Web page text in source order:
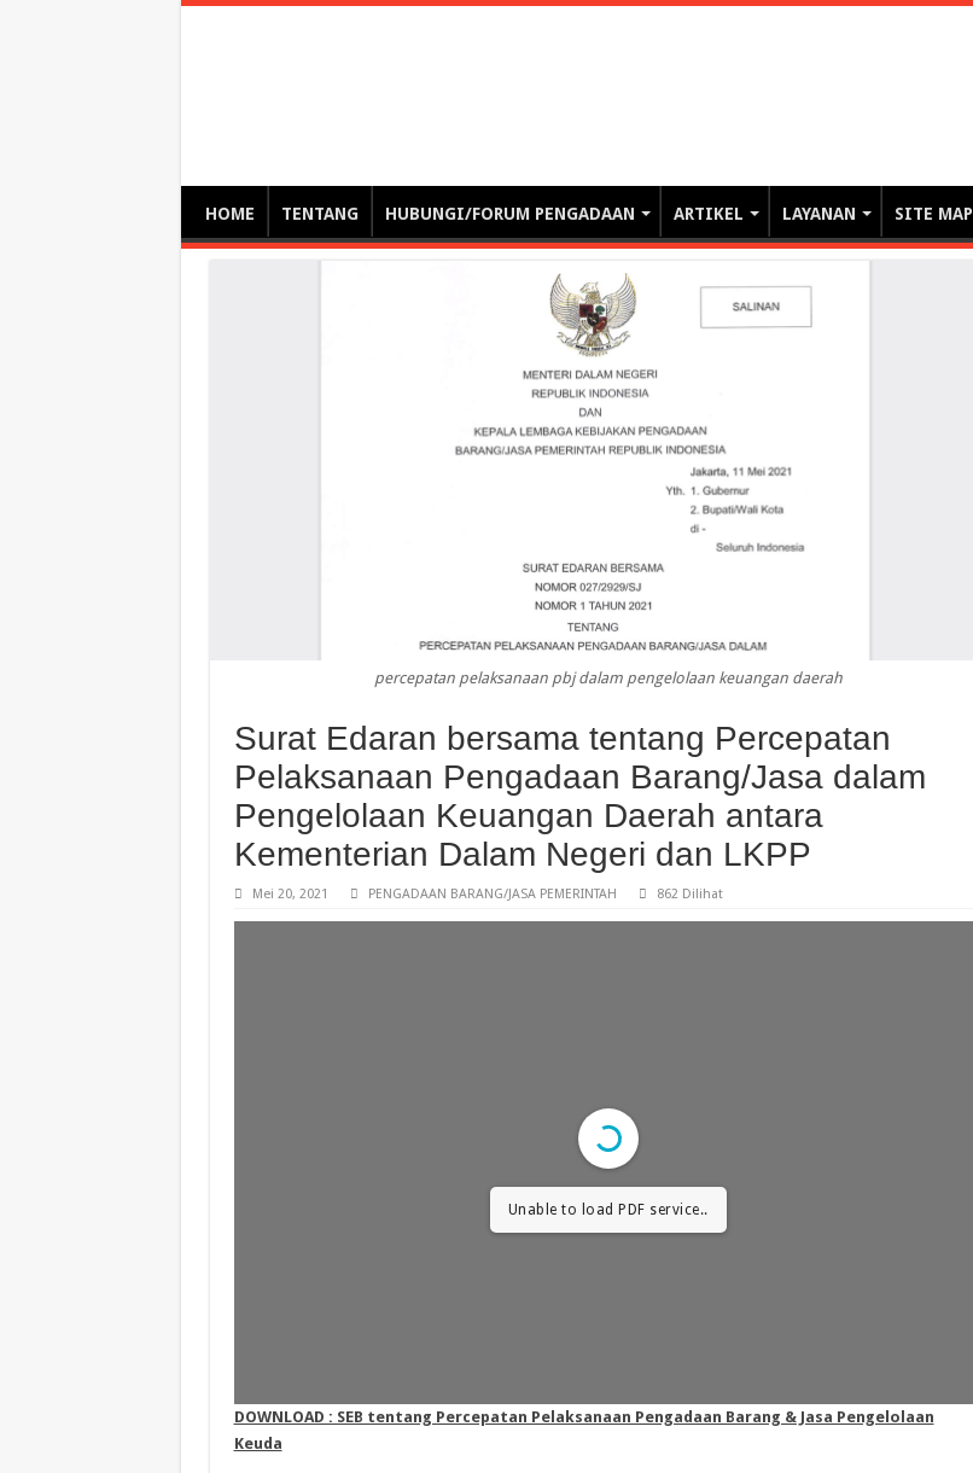
HOME TENTANG HUBUNGI/FORUM PENGADAAN ARTIKEL LAYANAN SITE MAP
percepatan pelaksanaan pbj dalam pengelolaan keuangan daerah
Surat Edaran bersama tentang Percepatan
Pelaksanaan Pengadaan Barang/Jasa dalam
Pengelolaan Keuangan Daerah antara
Kementerian Dalam Negeri dan LKPP
Mei 20, 2021 PENGADAAN BARANG/JASA PEMERINTAH 862 Dilihat
Unable to load PDF service..
DOWNLOAD : SEB tentang Percepatan Pelaksanaan Pengadaan Barang & Jasa Pengelolaan
Keuda